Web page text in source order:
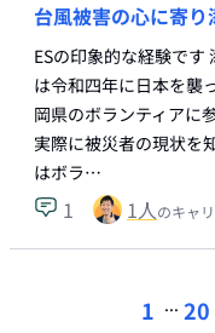
台風被害の心に寄
ESの印象的な経験です
は令和四年に日本を襲
岡県のボランティアに
実際に被災者の現状を
はボラ…
1 1人のキャ
1 ... 20